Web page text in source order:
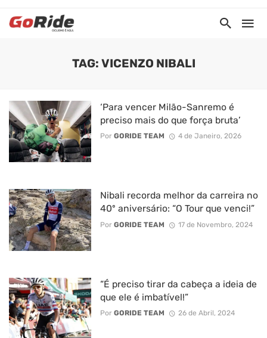
TAG: VICENZO NIBALI
‘Para vencer Milão-Sanremo é
preciso mais do que força bruta’
Por GORIDE TEAM 4 de Janeiro, 2026
Nibali recorda melhor da carreira no
40º aniversário: “O Tour que venci!”
Por GORIDE TEAM 17 de Novembro, 2024
“É preciso tirar da cabeça a ideia de
que ele é imbatível!”
Por GORIDE TEAM 26 de Abril, 2024